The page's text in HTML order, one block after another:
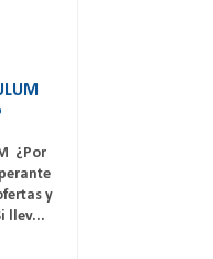
¿Por
y
llev...